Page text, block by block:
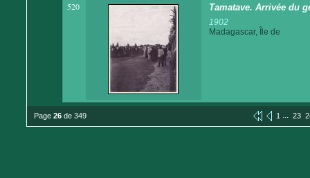
520 Tamatave. Arrivée du
1902
Madagascar, Île de
Page 26 de 349 1 ... 23